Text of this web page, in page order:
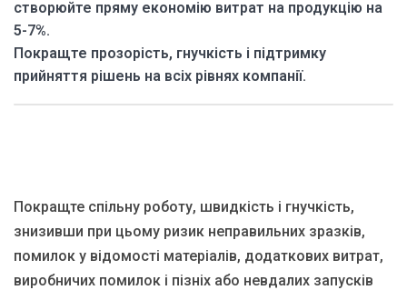
створюйте пряму економію витрат на продукцію на
5-7%.
Покращте прозорість, гнучкість і підтримку
прийняття рішень на всіх рівнях компанії.
Покращте спільну роботу, швидкість і гнучкість,
знизивши при цьому ризик неправильних зразків,
помилок у відомості матеріалів, додаткових витрат,
виробничих помилок і пізніх або невдалих запусків